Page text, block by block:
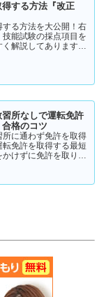
する方法『改正
る方法を大公開！右
能試験の採点項目を
解説してあります。
所なしで運転免許
格のコツ
に通わず免許を取得
免許を取得する最短
けずに免許を取りた